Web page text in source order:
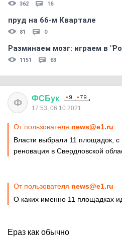
362 16
пруд на 66-м Квартале
81 0
Разминаем мозг: играем в
1151 63
Ф ФСБук
17:53, 06.10.2021
От пользователя news@e1.ru
Власти выбрали 11 площадок, с
реновация в Свердловской
От пользователя news@e1.ru
О каких именно 11 площадках
Ераз как обычно